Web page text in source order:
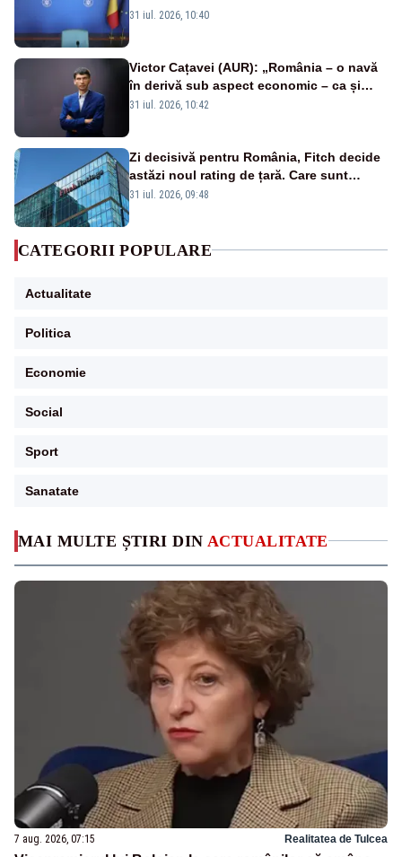
MAI MULTE ȘTIRI DIN ACTUALITATE
7 aug. 2026, 07:15 Realitatea de Tulcea
31 iul. 2026, 10:40
Victor Cațavei (AUR): „România – o navă
în derivă sub aspect economic – ca și
rezultat al guvernărilor din ultimii 36 de
31 iul. 2026, 10:42
Zi decisivă pentru România, Fitch decide
astăzi noul rating de țară. Care sunt
efectele retrogradării la categoria „junk”
31 iul. 2026, 09:48
CATEGORII POPULARE
Actualitate
Politica
Economie
Social
Sport
Sanatate